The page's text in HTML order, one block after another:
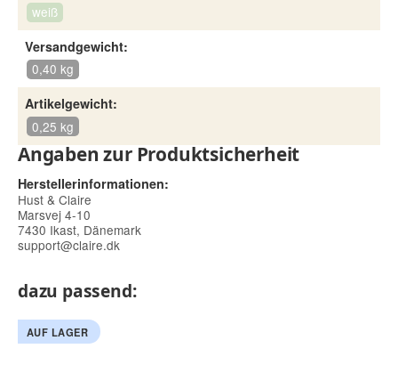
weiß
Versandgewicht:
0,40 kg
Artikelgewicht:
0,25 kg
Angaben zur Produktsicherheit
Herstellerinformationen:
Hust & Claire
Marsvej 4-10
7430 Ikast, Dänemark
support@claire.dk
dazu passend:
AUF LAGER